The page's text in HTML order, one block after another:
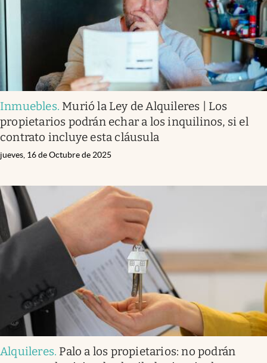
Inmuebles. Murió la Ley de Alquileres | Los
propietarios podrán echar a los inquilinos, si el
contrato incluye esta cláusula
jueves, 16 de Octubre de 2025
Alquileres. Palo a los propietarios: no podrán